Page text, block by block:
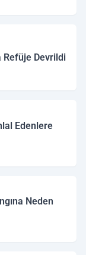
Refüje Devrildi
Edenlere
Neden